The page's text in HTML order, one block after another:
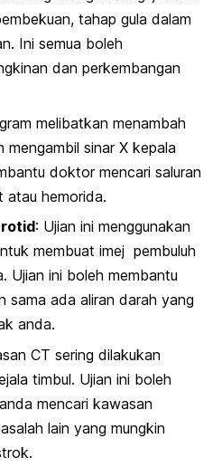
tahap gula dalam
Ini semua boleh
dan perkembangan
melibatkan menambah
mengambil sinar X kepala
doktor mencari saluran
atau hemorida.
: Ujian ini menggunakan
membuat imej pembuluh
Ujian ini boleh membantu
sama ada aliran darah yang
anda.
CT sering dilakukan
timbul. Ujian ini boleh
mencari kawasan
lain yang mungkin